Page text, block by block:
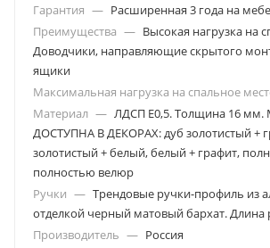
Гарантия — Расширенная 3 года на
Преимущества — Высокая нагрузка на
Доводчики, направляющие скрытого
ящики
Максимальная нагрузка на спальное
Материал — ЛДСП Е0,5. Толщина 16 мм.
ДОСТУПНА В ДЕКОРАХ: дуб золотистый +
золотистый + белый, белый + графит,
полностью велюр
Ручки — Трендовые ручки-профиль из
отделкой черный матовый бархат. Длина
Производитель — Россия